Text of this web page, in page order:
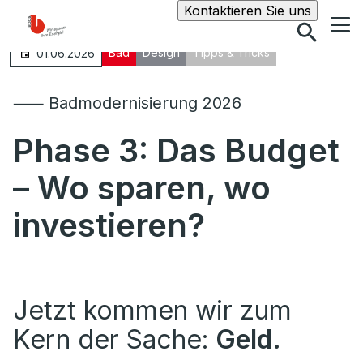
Kontaktieren Sie unsSuche
01.06.2026 Bad Design Tipps & Tricks
⸺ Badmodernisierung 2026
Phase 3: Das Budget
– Wo sparen, wo
investieren?
Jetzt kommen wir zum
Kern der Sache: Geld.